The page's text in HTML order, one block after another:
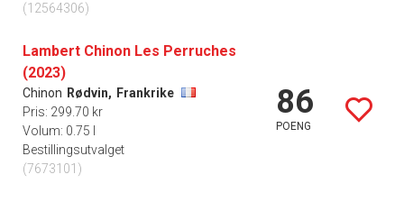
(12564306)
Lambert Chinon Les Perruches
(2023)
Chinon Rødvin, Frankrike
Pris: 299.70 kr
Volum: 0.75 l
Bestillingsutvalget
(7673101)
86
POENG